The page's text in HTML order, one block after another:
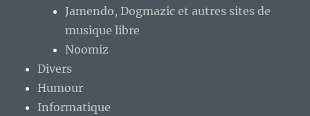
Jamendo, Dogmazic et autres sites de
musique libre
Noomiz
Divers
Humour
Informatique